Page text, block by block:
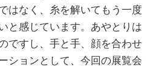
はなく、糸を解いてもう一度
と感じています。あやとりは
ですし、手と手、顔を合わせ
ションとして、今回の展覧会